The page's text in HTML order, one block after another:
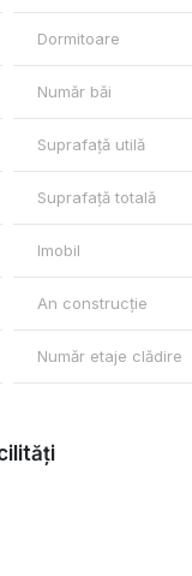
vizionare!
Dormitoare
Număr băi
Suprafață utilă
Suprafață totală
Imobil
An construcție
Număr etaje clădire